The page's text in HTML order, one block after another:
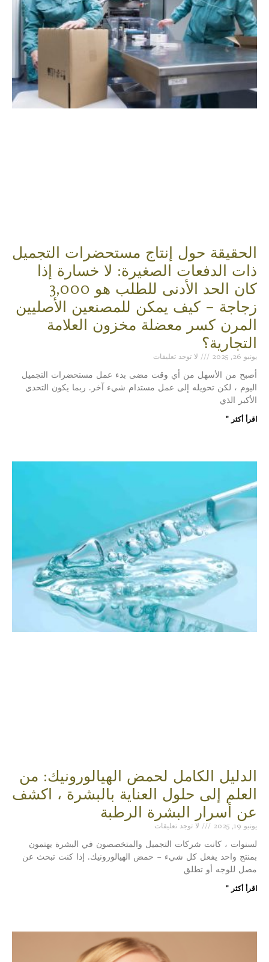
الحقيقة حول إنتاج مستحضرات التجميل
ذات الدفعات الصغيرة: لا خسارة إذا
كان الحد الأدنى للطلب هو 3,000
زجاجة – كيف يمكن للمصنعين الأصليين
المرن كسر معضلة مخزون العلامة
التجارية؟
يونيو 26, 2025 لا توجد تعليقات
أصبح من الأسهل من أي وقت مضى بدء عمل مستحضرات التجميل
اليوم ، لكن تحويله إلى عمل مستدام شيء آخر. ربما يكون التحدي
الأكبر الذي
اقرأ أكثر "
الدليل الكامل لحمض الهيالورونيك: من
العلم إلى حلول العناية بالبشرة ، اكشف
عن أسرار البشرة الرطبة
يونيو 19, 2025 لا توجد تعليقات
لسنوات ، كانت شركات التجميل والمتخصصون في البشرة يهتمون
بمنتج واحد يفعل كل شيء – حمض الهيالورونيك. إذا كنت تبحث عن
مصل للوجه أو تطلق
اقرأ أكثر "